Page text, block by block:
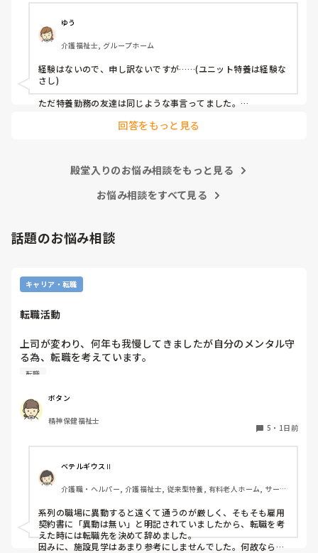
リーダーからは、〇〇さんは丁寧にやるから時間がかかるの
よと言われました。
私たちが相手にしているのは物ではなく人間です。
何時までにこれやってあれやってって言われても私は機械じ
ゃないんだからできるわけないじゃないですか？
オムツ交換も時間がかかりすぎと言われます。
食事介助も急いで食べさせたら誤嚥性肺炎の危険があるし、
移乗介助も世間一般的にやってはいけないことも安全のため
ました。私は側で見ていて、利用者様の表情が嫌がっている
でもまだ入社して日が浅いので何も言えず、ここに入社した
早すぎませんか？
ゆったりのんびりしている人には特養は向いてないのでしょ
うか？
ゆう
介護福祉士, グループホーム
経験はないので、申し訳ないですが……(ユニット特養は経験な
さし)
ただ特養勤務の友達は同じような事言ってました。
早めに行って、仕事回さないと終えれないって話してました。
上手く出来るようになれば
れば楽になるように思います。
教育がちゃんとしてないユニットは、結局新人さんがパワハラ
っぽい圧に耐えられなくて辞めると言う感じに思います。
手で……
結局特養はなんとなく、そういった話耳にするので挑戦できず
です（._.）
回答をもっと見る
殿堂入りのお悩み相談をもっと見る
お悩み相談をすべて見る
話題のお悩み相談
キャリア・転職
転職活動
上司が変わり、何年も我慢してきましたが自分のメンタル守
る為、転職を考えています。
納得できる仕事に出会うまでの間
②系列の他職場に移動する
皆さんならどうしますか？
転職
ボタン
精神保健福祉士
5 ・ 1日前
ベテルギウスⅡ
介護職・ヘルパー, 介護福祉士, 従来型特養, 有料老人ホーム, サービ
ット型特養
系列の職場に異動すると遠くて通うのが厳しく、そもそも雇用
契約書に「異動は無い」と明記されていましたから、転職を考
えた時には転職先を決めて辞めました。
因みに、施設見学はあまり参考にしませんでした。何故なら、